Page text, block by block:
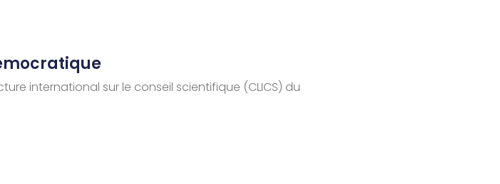
international sur le conseil scientifique (CLICS) du